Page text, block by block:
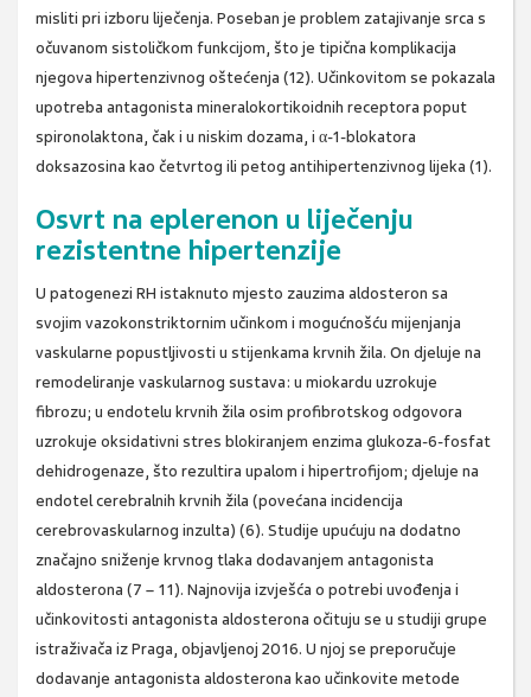
misliti pri izboru liječenja. Poseban je problem zatajivanje srca s
očuvanom sistoličkom funkcijom, što je tipična komplikacija
njegova hipertenzivnog oštećenja (12). Učinkovitom se pokazala
upotreba antagonista mineralokortikoidnih receptora poput
spironolaktona, čak i u niskim dozama, i α-1-blokatora
doksazosina kao četvrtog ili petog antihipertenzivnog lijeka (1).
Osvrt na eplerenon u liječenju
rezistentne hipertenzije
U patogenezi RH istaknuto mjesto zauzima aldosteron sa
svojim vazokonstriktornim učinkom i mogućnošću mijenjanja
vaskularne popustljivosti u stijenkama krvnih žila. On djeluje na
remodeliranje vaskularnog sustava: u miokardu uzrokuje
fibrozu; u endotelu krvnih žila osim profibrotskog odgovora
uzrokuje oksidativni stres blokiranjem enzima glukoza-6-fosfat
dehidrogenaze, što rezultira upalom i hipertrofijom; djeluje na
endotel cerebralnih krvnih žila (povećana incidencija
cerebrovaskularnog inzulta) (6). Studije upućuju na dodatno
značajno sniženje krvnog tlaka dodavanjem antagonista
aldosterona (7 – 11). Najnovija izvješća o potrebi uvođenja i
učinkovitosti antagonista aldosterona očituju se u studiji grupe
istraživača iz Praga, objavljenoj 2016. U njoj se preporučuje
dodavanje antagonista aldosterona kao učinkovite metode